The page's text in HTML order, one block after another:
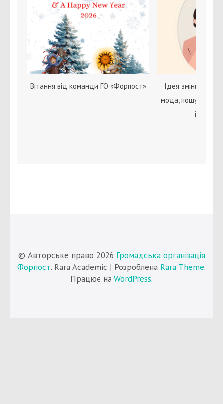
Вітання від команди ГО «Форпост»
Ідея зміни статі
мода, пошук себе
© Авторське право 2026 Громадська організація
Форпост. Rara Academic | Розроблена Rara Theme.
Працює на WordPress.